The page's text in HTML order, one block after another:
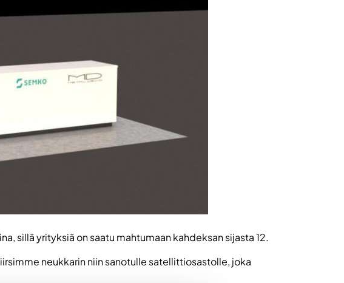
sillä yrityksiä on saatu mahtumaan kahdeksan sijasta 12.
neukkarin niin sanotulle satellittiosastolle, joka